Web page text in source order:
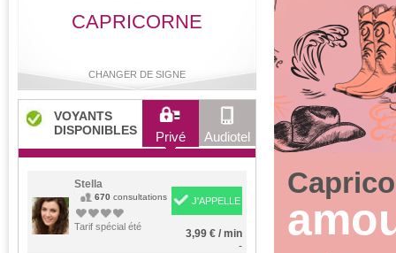
CAPRICORNE
CHANGER DE SIGNE
Bélier Taureau Gémeaux Cancer
Lion Scorpion
VOYANTS
DISPONIBLES
Privé Audiotel
Stella
670 consultations
Tarif spécial été
J'APPELLE
3,99 € / min
-